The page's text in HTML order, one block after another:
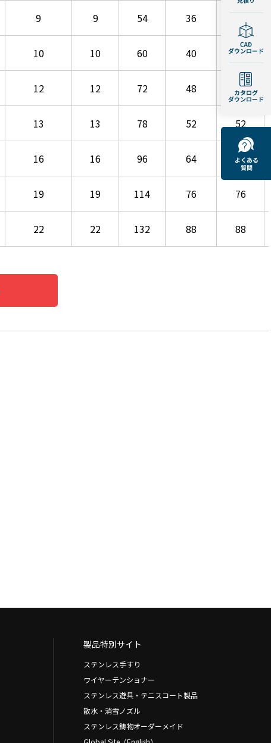
9 9 54 36 36
10 10 60 40 40
12 12 72 48 48
13 13 78 52 52
16 16 96 64 64
19 19 114 76 76
22 22 132 88 88
製品特別サイト
ステンレス手すり
ワイヤーテンショナー
ステンレス遊具・テニスコート製品
散水・消雪ノズル
ステンレス鋳物オーダーメイド